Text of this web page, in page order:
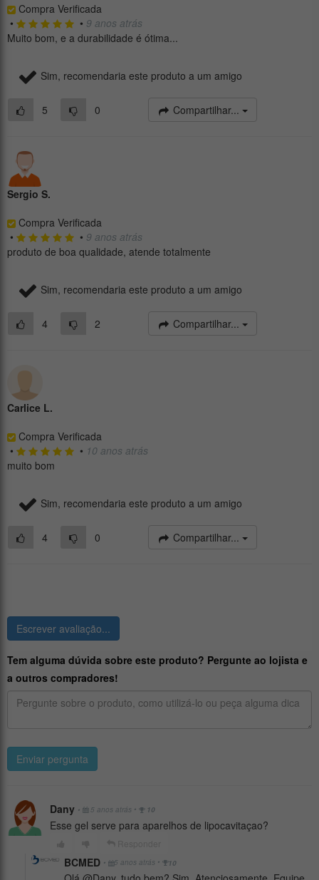
Compra Verificada
•
• 9 anos atrás
Muito bom, e a durabilidade é ótima...
Sim, recomendaria este produto a um amigo
5 0 Compartilhar...
Sergio S.
Compra Verificada
•
• 9 anos atrás
produto de boa qualidade, atende totalmente
Sim, recomendaria este produto a um amigo
4 2 Compartilhar...
Carlice L.
Compra Verificada
•
• 10 anos atrás
muito bom
Sim, recomendaria este produto a um amigo
4 0 Compartilhar...
Escrever avaliação...
Tem alguma dúvida sobre este produto? Pergunte ao lojista e
a outros compradores!
Enviar pergunta
Dany • 5 anos atrás • 10
Esse gel serve para aparelhos de lipocavitaçao?
BCMED • 5 anos atrás • 10